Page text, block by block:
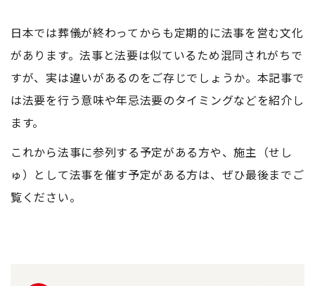
日本では葬儀が終わってからも定期的に法事を営む文化
があります。法事と法要は似ているため混同されがちで
すが、実は違いがあるのをご存じでしょうか。本記事で
は法要を行う意味や年忌法要のタイミングなどを紹介し
ます。
これから法事に参列する予定がある方や、施主（せし
ゅ）として法事を催す予定がある方は、ぜひ最後までご
覧ください。